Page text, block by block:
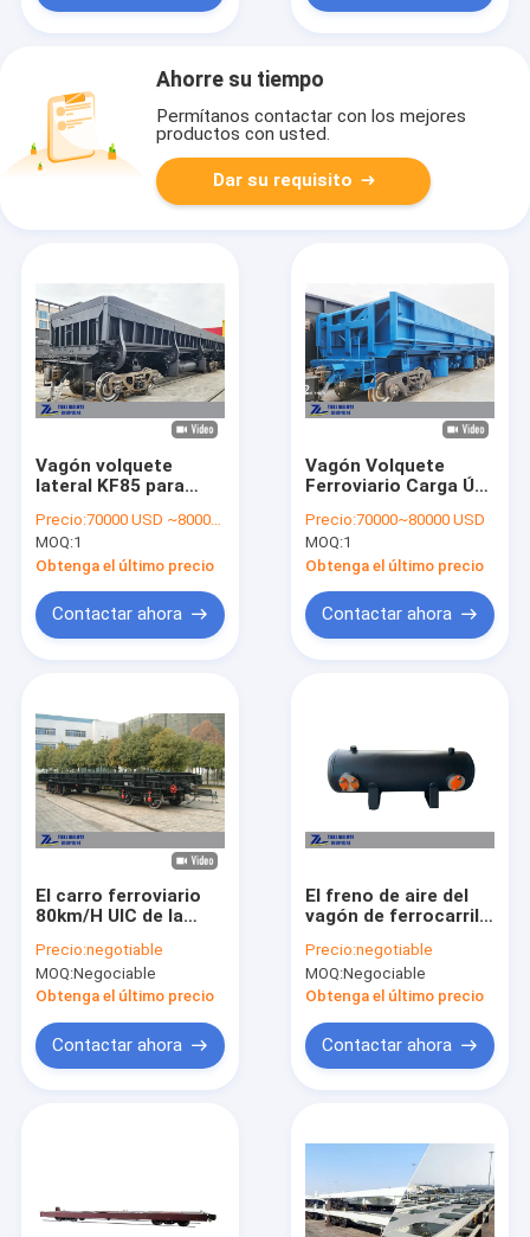
Sobre nosotros
Ahorre su tiempo
Permítanos contactar con los mejores
productos con usted.
Dar su requisito
Vagón volquete
lateral KF85 para
mineral ferroviario
con capacidad de
carga de 85
toneladas
Precio:70000 USD ~80000 USD
MOQ:1
Obtenga el último precio
Contactar ahora
Vagón Volquete
Ferroviario Carga Útil
1435mm
Precio:70000~80000 USD
MOQ:1
Obtenga el último precio
Contactar ahora
El carro ferroviario
80km/H UIC de la
aprobó para el
indicador de 1435m
m mantiene el carril
Precio:negotiable
MOQ:Negociable
Obtenga el último precio
Contactar ahora
El freno de aire del
vagón de ferrocarril
aire auxiliar del
depósito de aire
160L
Precio:negotiable
MOQ:Negociable
Obtenga el último precio
Contactar ahora